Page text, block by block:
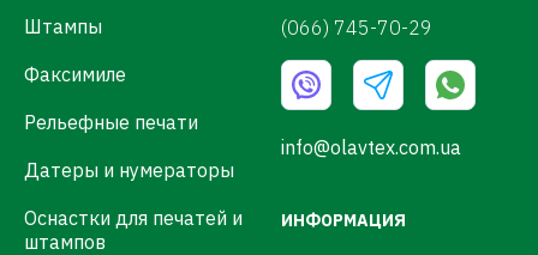
Штампы
Факсимиле
Рельефные печати
Датеры и нумераторы
Оснастки для печатей и
штампов
(066) 745-70-29
info@olavtex.com.ua
ИНФОРМАЦИЯ